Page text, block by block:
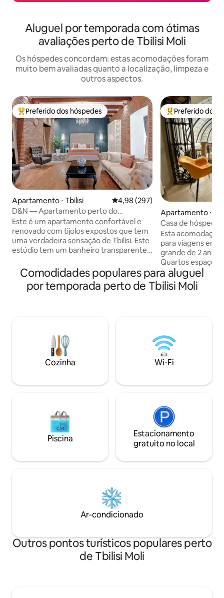
Aluguel por temporada com ótimas
avaliações perto de Tbilisi Moli
Os hóspedes concordam: estas acomodações foram
muito bem avaliadas quanto a localização, limpeza e
outros aspectos.
Entre os melhores preferidos dos hóspedes
Preferido dos hóspedes
Apartamento ⋅ Tbilisi 4,98 de uma avaliação média de
4,98 (297)
D&N — Apartamento perto do
Conservatório, Tbilisi Velho
Este é um apartamento confortável e
renovado com tijolos expostos que tem
uma verdadeira sensação de Tbilisi. Este
estúdio tem um banheiro transparente
sofá Chesterfield e etc. O espaço (78
m²) acomoda 2 pessoas e está localizado
no bairro de Old Tbilisi, na rua paralela da
está bem localizado para transporte. As
estações de metrô Praça da Liberdade e
Rustaveli estão a uma curta distância.
Entre os
Preferido dos
Apartamento ⋅
Casa de
Esta
para viagens em
grande de 2
Quartos
interno. Cozinha
bonito por
Área central de
boutique mediante
alugado
mensalmente ou
Comodidades populares para aluguel
por temporada perto de Tbilisi Moli
Cozinha Wi-Fi
Piscina
Estacionamento
gratuito no local
Ar-condicionado
Outros pontos turísticos populares perto
de Tbilisi Moli